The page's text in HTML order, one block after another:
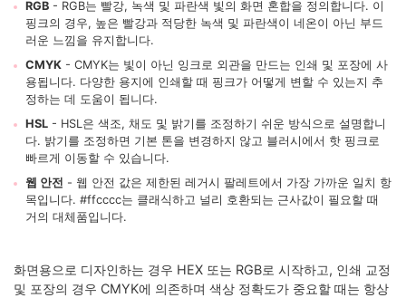
RGB- RGB는 빨강, 녹색 및 파란색 빛의 화면 혼합을 정의합니다. 이
핑크의 경우, 높은 빨강과 적당한 녹색 및 파란색이 네온이 아닌 부드
러운 느낌을 유지합니다.
CMYK- CMYK는 빛이 아닌 잉크로 외관을 만드는 인쇄 및 포장에 사
용됩니다. 다양한 용지에 인쇄할 때 핑크가 어떻게 변할 수 있는지 추
정하는 데 도움이 됩니다.
HSL- HSL은 색조, 채도 및 밝기를 조정하기 쉬운 방식으로 설명합니
다. 밝기를 조정하면 기본 톤을 변경하지 않고 블러시에서 핫 핑크로
빠르게 이동할 수 있습니다.
웹 안전 - 웹 안전 값은 제한된 레거시 팔레트에서 가장 가까운 일치 항
목입니다. #ffcccc는 클래식하고 널리 호환되는 근사값이 필요할 때
거의 대체품입니다.
화면용으로 디자인하는 경우 HEX 또는 RGB로 시작하고, 인쇄 교정
및 포장의 경우 CMYK에 의존하며 색상 정확도가 중요할 때는 항상